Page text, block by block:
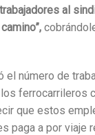
al
,
el número de
ferrocarrileros
que estos
paga a por viaje